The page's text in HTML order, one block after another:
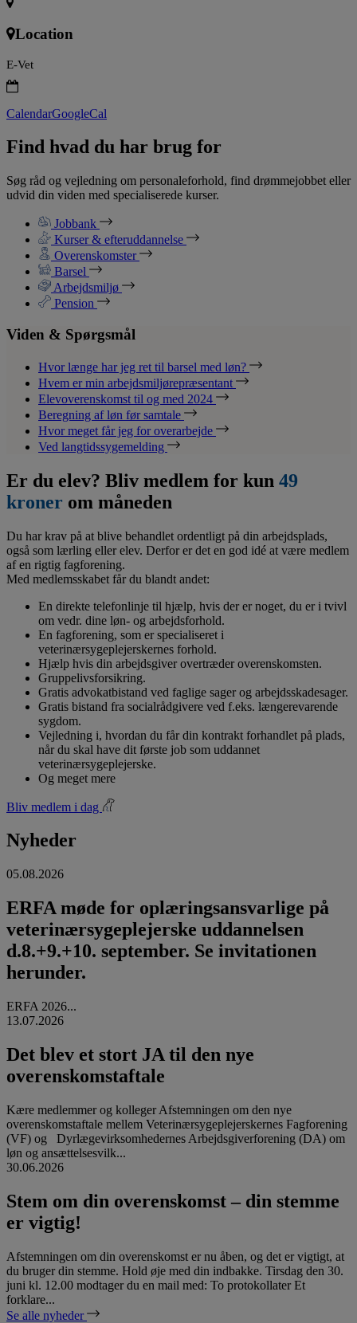
Location
E-Vet
CalendarGoogleCal
Find hvad du har brug for
Søg råd og vejledning om personaleforhold, find drømmejobbet eller
udvid din viden med specialiserede kurser.
Jobbank
Kurser & efteruddannelse
Overenskomster
Barsel
Arbejdsmiljø
Pension
Viden & Spørgsmål
Hvor længe har jeg ret til barsel med løn?
Hvem er min arbejdsmiljørepræsentant
Elevoverenskomst til og med 2024
Beregning af løn før samtale
Hvor meget får jeg for overarbejde
Ved langtidssygemelding
Er du elev? Bliv medlem for kun 49
kroner om måneden
Du har krav på at blive behandlet ordentligt på din arbejdsplads,
også som lærling eller elev. Derfor er det en god idé at være medlem
af en rigtig fagforening.
Med medlemsskabet får du blandt andet:
En direkte telefonlinje til hjælp, hvis der er noget, du er i tvivl
om vedr. dine løn- og arbejdsforhold.
En fagforening, som er specialiseret i
veterinærsygeplejerskernes forhold.
Hjælp hvis din arbejdsgiver overtræder overenskomsten.
Gruppelivsforsikring.
Gratis advokatbistand ved faglige sager og arbejdsskadesager.
Gratis bistand fra socialrådgivere ved f.eks. længerevarende
sygdom.
Vejledning i, hvordan du får din kontrakt forhandlet på plads,
når du skal have dit første job som uddannet
veterinærsygeplejerske.
Og meget mere
Bliv medlem i dag
Nyheder
05.08.2026
ERFA møde for oplæringsansvarlige på
veterinærsygeplejerske uddannelsen
d.8.+9.+10. september. Se invitationen
herunder.
ERFA 2026...
13.07.2026
Det blev et stort JA til den nye
overenskomstaftale
Kære medlemmer og kolleger Afstemningen om den nye
overenskomstaftale mellem Veterinærsygeplejerskernes Fagforening
(VF) og Dyrlægevirksomhedernes Arbejdsgiverforening (DA) om
løn og ansættelsesvilk...
30.06.2026
Stem om din overenskomst – din stemme
er vigtig!
Afstemningen om din overenskomst er nu åben, og det er vigtigt, at
du bruger din stemme. Hold øje med din indbakke. Tirsdag den 30.
juni kl. 12.00 modtager du en mail med: To protokollater Et
forklare...
Se alle nyheder